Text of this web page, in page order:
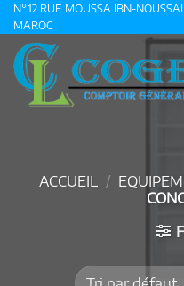
Passer
au
contenu
N°12 RUE MOUSSA IBN-
MAROC
ACCUEIL /